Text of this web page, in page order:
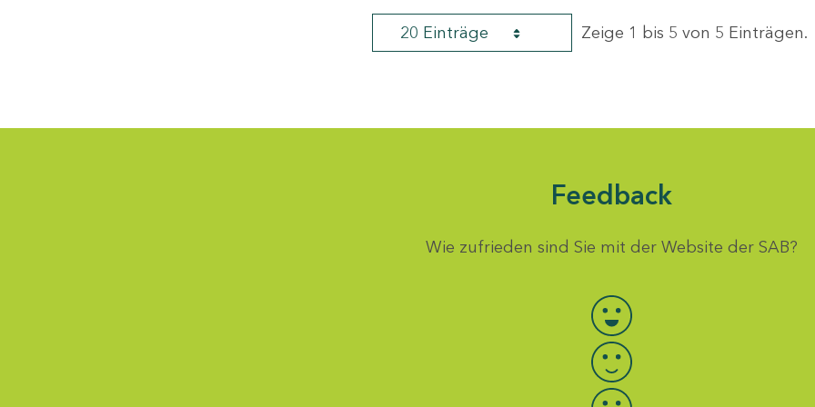
20 Einträge Zeige 1 bis 5 von 5 Einträgen.
Feedback
Wie zufrieden sind Sie mit der Website der SAB?
Bewertung auswählen